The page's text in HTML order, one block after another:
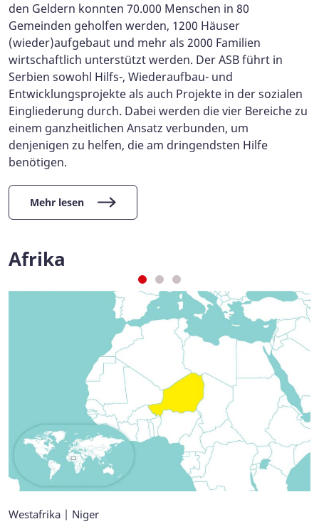
den Geldern konnten 70.000 Menschen in 80
Gemeinden geholfen werden, 1200 Häuser
(wieder)aufgebaut und mehr als 2000 Familien
wirtschaftlich unterstützt werden. Der ASB führt in
Serbien sowohl Hilfs-, Wiederaufbau- und
Entwicklungsprojekte als auch Projekte in der sozialen
Eingliederung durch. Dabei werden die vier Bereiche zu
einem ganzheitlichen Ansatz verbunden, um
denjenigen zu helfen, die am dringendsten Hilfe
benötigen.
Mehr lesen
Afrika
Westafrika | Niger